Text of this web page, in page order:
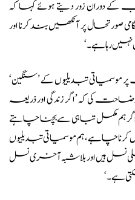
دوران زور دیتے ہوئے کہا کہ
صورتحال پر آنکھیں بند کرنا اور
رہا ہے۔‘
پر موسمیاتی تبدیلیوں کے ’سنگین‘
کی کہ ’اگر زندگی اور ذریعہ
مکمل تباہی سے بچنا چاہتے
کرنا چاہے، ہم موسمیاتی تبدیلیوں
نسل ہیں اور بلاشبہ آخری نسل
ہے۔‘